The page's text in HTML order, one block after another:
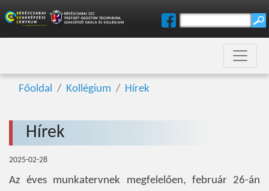
Főoldal Kollégium Hírek
Hírek
2025-02-28
Az éves munkatervnek megfelelően, február 26-án